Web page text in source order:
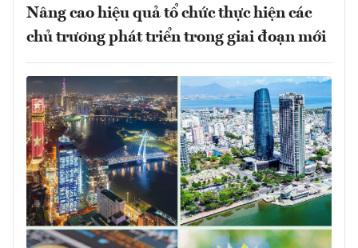
Nâng cao hiệu quả tổ chức thực hiện các
chủ trương phát triển trong giai đoạn mới